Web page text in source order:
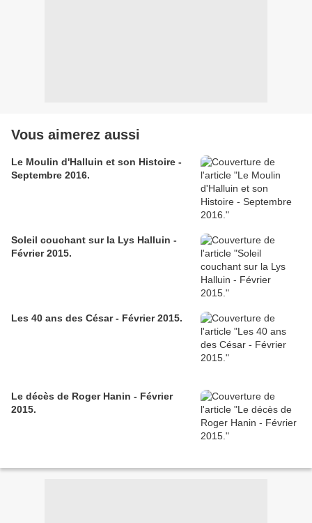
Vous aimerez aussi
Le Moulin d'Halluin et son Histoire -
Septembre 2016.
Soleil couchant sur la Lys Halluin -
Février 2015.
Les 40 ans des César - Février 2015.
Le décès de Roger Hanin - Février
2015.